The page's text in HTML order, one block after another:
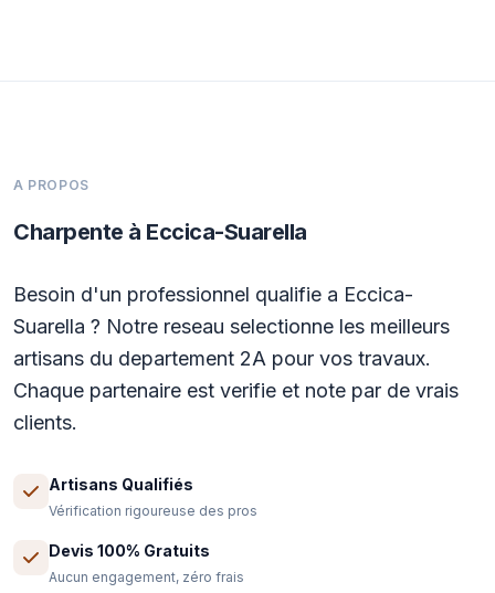
A PROPOS
Charpente à Eccica-Suarella
Besoin d'un professionnel qualifie a Eccica-
Suarella ? Notre reseau selectionne les meilleurs
artisans du departement 2A pour vos travaux.
Chaque partenaire est verifie et note par de vrais
clients.
Artisans Qualifiés
Vérification rigoureuse des pros
Devis 100% Gratuits
Aucun engagement, zéro frais